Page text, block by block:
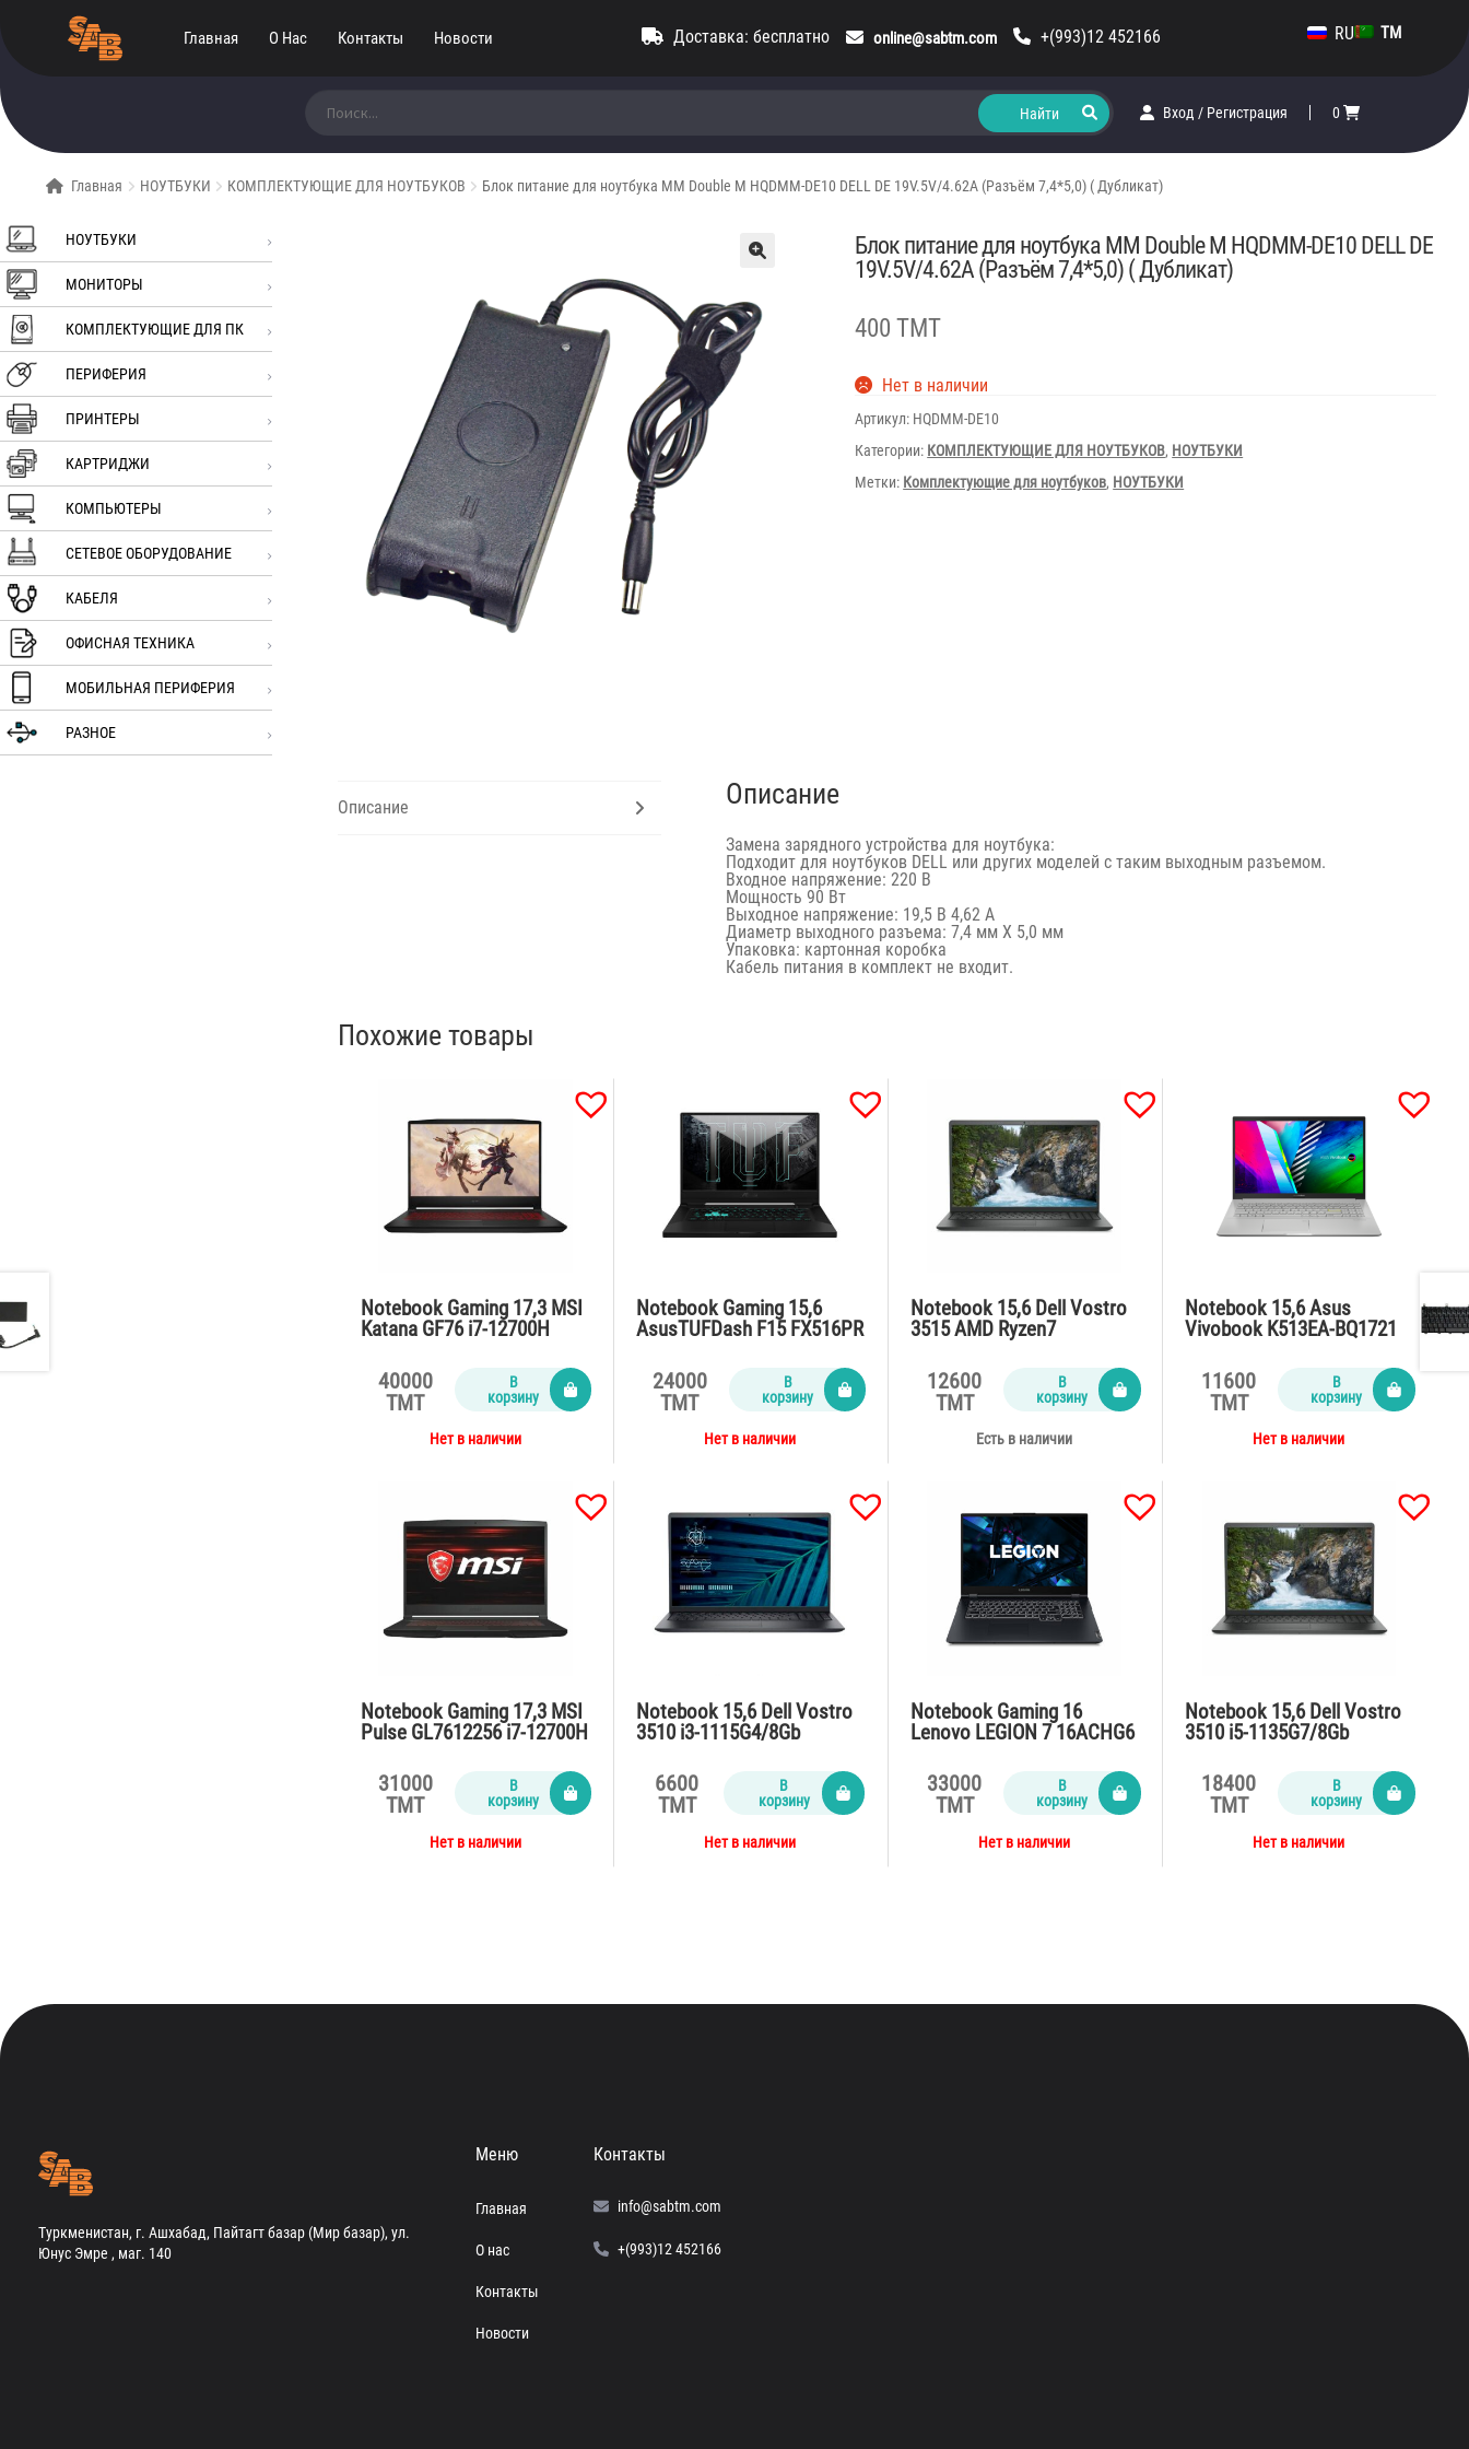
Главная О Нас Контакты Новости Доставка: бесплатно online@sabtm.com +(993)12 452166 RU TM
Вход / Регистрация 0
Главная НОУТБУКИ КОМПЛЕКТУЮЩИЕ ДЛЯ НОУТБУКОВ Блок питание для ноутбука MM Double M HQDMM-DE10 DELL DE 19V.5V/4.62A (Разъём 7,4*5,0) ( Дубликат)
НОУТБУКИ
МОНИТОРЫ
КОМПЛЕКТУЮЩИЕ ДЛЯ ПК
ПЕРИФЕРИЯ
ПРИНТЕРЫ
КАРТРИДЖИ
КОМПЬЮТЕРЫ
СЕТЕВОЕ ОБОРУДОВАНИЕ
КАБЕЛЯ
ОФИСНАЯ ТЕХНИКА
МОБИЛЬНАЯ ПЕРИФЕРИЯ
РАЗНОЕ
Блок питание для ноутбука MM Double M HQDMM-DE10 DELL DE
19V.5V/4.62A (Разъём 7,4*5,0) ( Дубликат)
400 TMT
Нет в наличии
Артикул: HQDMM-DE10
Категории: КОМПЛЕКТУЮЩИЕ ДЛЯ НОУТБУКОВ, НОУТБУКИ
Метки: Комплектующие для ноутбуков, НОУТБУКИ
Описание Описание
Замена зарядного устройства для ноутбука:
Подходит для ноутбуков DELL или других моделей с таким выходным разъемом.
Входное напряжение: 220 В
Мощность 90 Вт
Выходное напряжение: 19,5 В 4,62 А
Диаметр выходного разъема: 7,4 мм X 5,0 мм
Упаковка: картонная коробка
Кабель питания в комплект не входит.
Похожие товары
Notebook Gaming 17,3 MSI
Katana GF76 i7-12700H
RTX3060 6Gb/Win11
40000
TMT
В
корзину
Нет в наличии
Notebook Gaming 15,6
AsusTUFDash F15 FX516PR
11370H/16Gb/SSD1Tb/RTX
3070 8Gb/Win10/no
webcam/grey
24000
TMT
В
корзину
Нет в наличии
Notebook 15,6 Dell Vostro
3515 AMD Ryzen7
DDR4/SSD512/FHD/65W/tit
an grey
12600
TMT
В
корзину
Есть в наличии
Notebook 15,6 Asus
Vivobook K513EA-BQ1721
1135G7/FHD/DDR4
8GB/SSD 512GB/42W
11600
TMT
В
корзину
Нет в наличии
Notebook Gaming 17,3 MSI
Pulse GL7612256 i7-12700H
RTX3070 8Gb /RGB/black
31000
TMT
В
корзину
Нет в наличии
Notebook 15,6 Dell Vostro
3510 i3-1115G4/8Gb
arbon black
6600
TMT
В
корзину
Нет в наличии
Notebook Gaming 16
Lenovo LEGION 7 16ACHG6
/32Gb/SSD1Tbx2/RTX3080
16Gb /Win11/RGB/grey
33000
TMT
В
корзину
Нет в наличии
Notebook 15,6 Dell Vostro
3510 i5-1135G7/8Gb
2gb/65Watt/black
18400
TMT
В
корзину
Нет в наличии
Туркменистан, г. Ашхабад, Пайтагт базар (Мир базар), ул.
Юнус Эмре , маг. 140
Меню
Главная
О нас
Контакты
Новости
Контакты
info@sabtm.com
+(993)12 452166